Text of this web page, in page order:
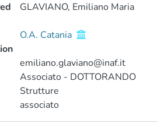
GLAVIANO, Emiliano Maria
O.A. Catania
emiliano.glaviano@inaf.it
Associato - DOTTORANDO
Strutture
associato